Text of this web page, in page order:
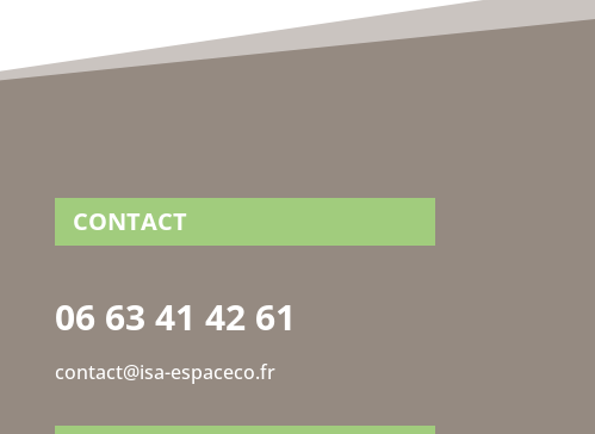
CONTACT
06 63 41 42 61
contact@isa-espaceco.fr